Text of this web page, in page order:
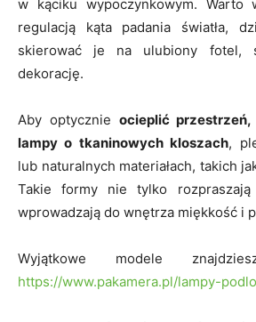
w kąciku wypoczynkowym. Warto
regulacją kąta padania światła,
skierować je na ulubiony fotel,
dekorację.
Aby optycznie ocieplić
lampy o tkaninowych kloszach,
lub naturalnych materiałach, takich
Takie formy nie tylko rozpraszają
wprowadzają do wnętrza miękkość i
Wyjątkowe modele
https://www.pakamera.pl/lampy-